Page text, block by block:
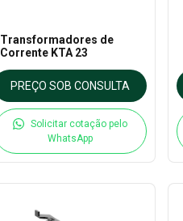
Transformadores de
Corrente KTA 23
PREÇO SOB CONSULTA
Solicitar cotação pelo
WhatsApp